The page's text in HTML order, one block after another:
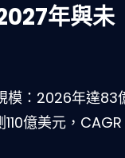
年與未
模：2026年達83
億美元，CAGR